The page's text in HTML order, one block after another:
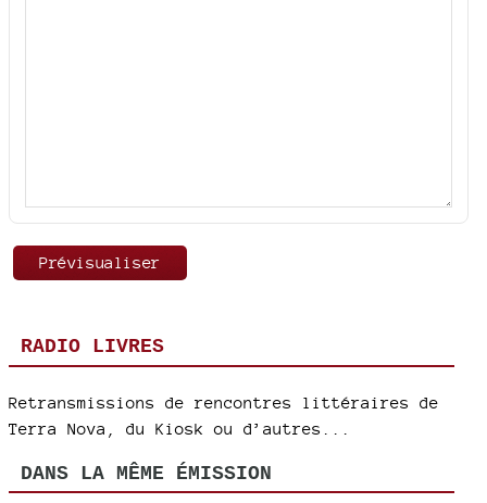
RADIO LIVRES
Retransmissions de rencontres littéraires de
Terra Nova, du Kiosk ou d’autres...
DANS LA MÊME ÉMISSION